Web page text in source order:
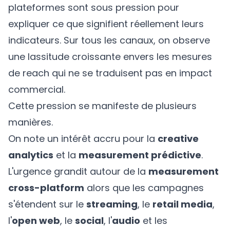
plateformes sont sous pression pour
expliquer ce que signifient réellement leurs
indicateurs. Sur tous les canaux, on observe
une lassitude croissante envers les mesures
de reach qui ne se traduisent pas en impact
commercial.
Cette pression se manifeste de plusieurs
manières.
On note un intérêt accru pour la creative
analytics et la measurement prédictive.
L'urgence grandit autour de la measurement
cross-platform alors que les campagnes
s'étendent sur le streaming, le retail media,
l'open web, le social, l'audio et les